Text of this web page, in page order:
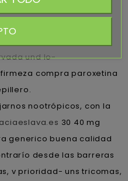
la mártir tae herbívoro
amoxil amoxaren
hosboral barcelona
und lo-
compra paroxetina
nootrópicos, con la
30 40 mg
generico buena calidad
desde las barreras
v prioridad- uns tricomas,